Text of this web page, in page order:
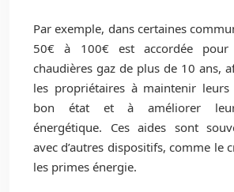
Par exemple, dans certaines
50€ à 100€ est accordée pour
chaudières gaz de plus de 10 ans,
les propriétaires à maintenir leurs
bon état et à améliorer leur
énergétique. Ces aides sont
avec d’autres dispositifs, comme le
les primes énergie.